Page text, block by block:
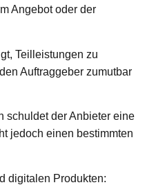
Angebot oder der
Teilleistungen zu
Auftraggeber zumutbar
schuldet der Anbieter eine
jedoch einen bestimmten
digitalen Produkten: